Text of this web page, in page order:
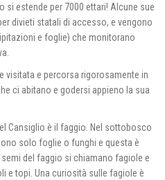
si estende per 7000 ettari! Alcune sue
divieti statali di accesso, e vengono
e foglie) che monitorano
visitata e percorsa rigorosamente in
ci abitano e godersi appieno la sua
Cansiglio è il faggio. Nel sottobosco
solo foglie o funghi e questa è
del faggio si chiamano fagiole e
e topi. Una curiosità sulle fagiole è